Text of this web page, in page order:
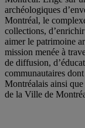
archéologiques
Montréal, le
collections,
aimer le patrimoine
mission menée à
de diffusion,
communautaires
Montréalais ainsi
de la Ville de